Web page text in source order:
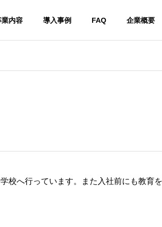
業内容 導入事例 FAQ 企業概要
校へ行っています。また入社前にも教育